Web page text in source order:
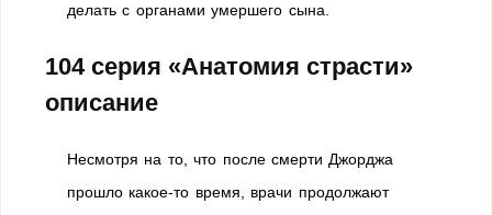
делать с органами умершего сына.
104 серия «Анатомия страсти»
описание
Несмотря на то, что после смерти Джорджа
прошло какое-то время, врачи продолжают